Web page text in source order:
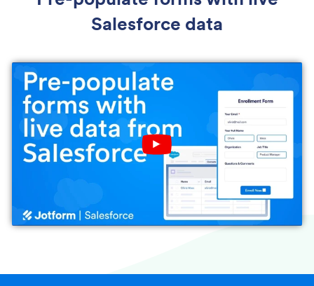
Salesforce data
Play YouTube Video